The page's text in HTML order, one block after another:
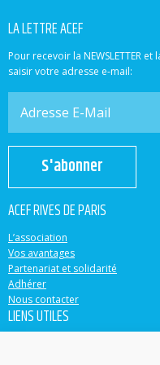
LA LETTRE ACEF
Pour recevoir la NEWSLETTER et
saisir votre adresse e-mail:
S'abonner
ACEF RIVES DE PARIS
L’association
Vos avantages
Partenariat et solidarité
Adhérer
Nous contacter
LIENS UTILES